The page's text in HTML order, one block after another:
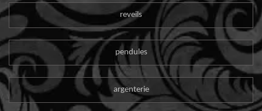
reveils
pendules
argenterie